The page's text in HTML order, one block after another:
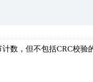
数，但不包括CRC校验